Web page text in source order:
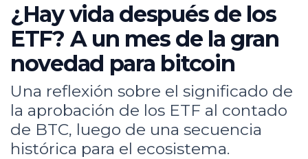
¿Hay vida después de los
ETF? A un mes de la gran
novedad para bitcoin
Una reflexión sobre el significado de
la aprobación de los ETF al contado
de BTC, luego de una secuencia
histórica para el ecosistema.